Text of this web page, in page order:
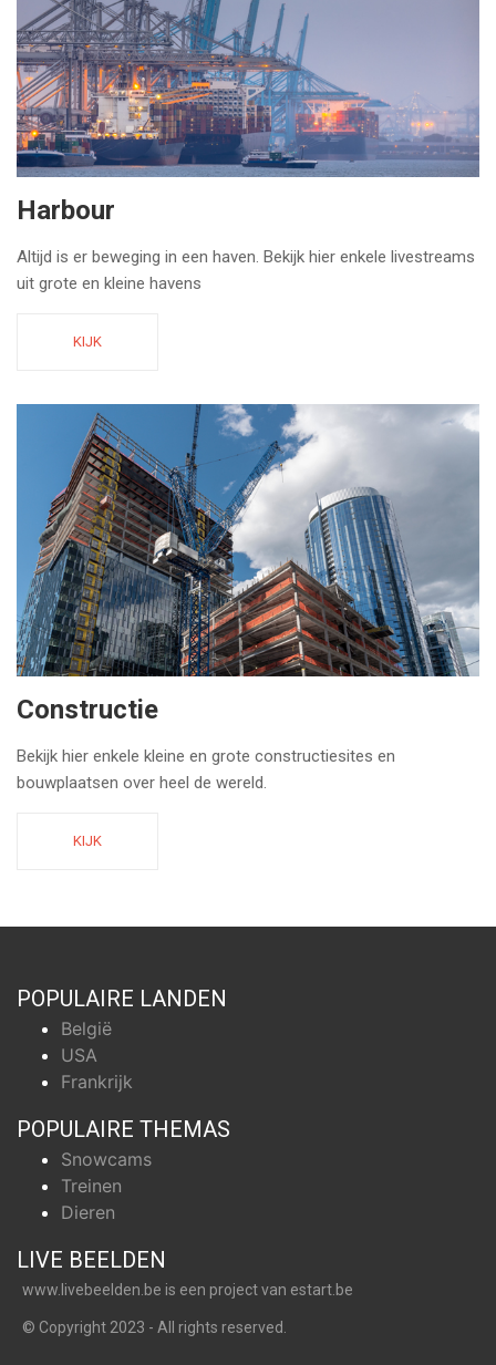
Harbour
Altijd is er beweging in een haven. Bekijk hier enkele livestreams
uit grote en kleine havens
KIJK
Constructie
Bekijk hier enkele kleine en grote constructiesites en
bouwplaatsen over heel de wereld.
KIJK
POPULAIRE LANDEN
België
USA
Frankrijk
POPULAIRE THEMAS
Snowcams
Treinen
Dieren
LIVE BEELDEN
www.livebeelden.be is een project van estart.be
© Copyright 2023 - All rights reserved.